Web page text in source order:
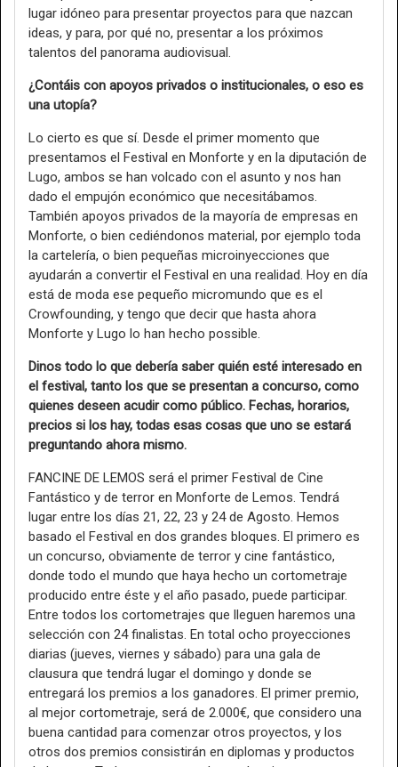
lugar idóneo para presentar proyectos para que nazcan
ideas, y para, por qué no, presentar a los próximos
talentos del panorama audiovisual.
¿Contáis con apoyos privados o institucionales, o eso es
una utopía?
Lo cierto es que sí. Desde el primer momento que
presentamos el Festival en Monforte y en la diputación de
Lugo, ambos se han volcado con el asunto y nos han
dado el empujón económico que necesitábamos.
También apoyos privados de la mayoría de empresas en
Monforte, o bien cediéndonos material, por ejemplo toda
la cartelería, o bien pequeñas microinyecciones que
ayudarán a convertir el Festival en una realidad. Hoy en día
está de moda ese pequeño micromundo que es el
Crowfounding, y tengo que decir que hasta ahora
Monforte y Lugo lo han hecho possible.
Dinos todo lo que debería saber quién esté interesado en
el festival, tanto los que se presentan a concurso, como
quienes deseen acudir como público. Fechas, horarios,
precios si los hay, todas esas cosas que uno se estará
preguntando ahora mismo.
FANCINE DE LEMOS será el primer Festival de Cine
Fantástico y de terror en Monforte de Lemos. Tendrá
lugar entre los días 21, 22, 23 y 24 de Agosto. Hemos
basado el Festival en dos grandes bloques. El primero es
un concurso, obviamente de terror y cine fantástico,
donde todo el mundo que haya hecho un cortometraje
producido entre éste y el año pasado, puede participar.
Entre todos los cortometrajes que lleguen haremos una
selección con 24 finalistas. En total ocho proyecciones
diarias (jueves, viernes y sábado) para una gala de
clausura que tendrá lugar el domingo y donde se
entregará los premios a los ganadores. El primer premio,
al mejor cortometraje, será de 2.000€, que considero una
buena cantidad para comenzar otros proyectos, y los
otros dos premios consistirán en diplomas y productos